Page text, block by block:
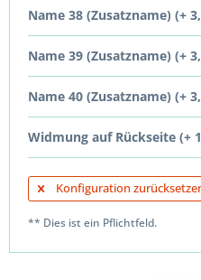
Name 38 (Zusatzname) (+
Name 39 (Zusatzname) (+
Name 40 (Zusatzname) (+
Widmung auf Rückseite (+
Konfiguration
** Dies ist ein Pflichtfeld.